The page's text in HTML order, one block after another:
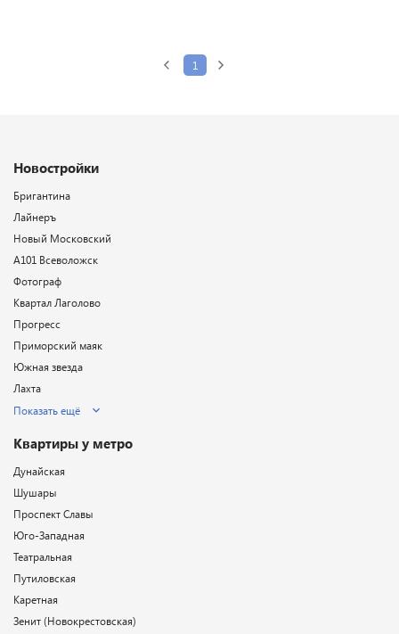
1
Новостройки
Бригантина
Лайнеръ
Новый Московский
А101 Всеволожск
Фотограф
Квартал Лаголово
Прогресс
Приморский маяк
Южная звезда
Лахта
Показать ещё
Квартиры у метро
Дунайская
Шушары
Проспект Славы
Юго-Западная
Театральная
Путиловская
Каретная
Зенит (Новокрестовская)